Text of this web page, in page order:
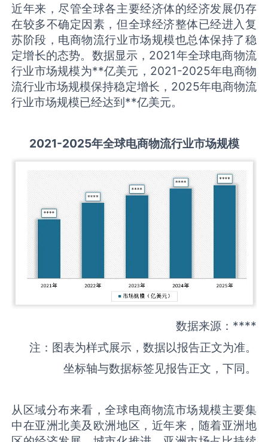
近年来，尽管全球各主要经济体的经济发展仍存
在较多不确定因素，但全球经济整体已经进入复
苏阶段，电商物流行业市场规模也总体保持了稳
定增长的态势。数据显示，2021年全球电商物流
行业市场规模为**亿美元，2021-2025年电商物
流行业市场规模保持稳定增长，2025年电商物流
行业市场规模已经达到**亿美元。
2021-2025年全球电商物流行业市场规模
数据来源：****
注：图表为样式展示，数据以报告正文为准。
坐标轴与数据标签见报告正文，下同。
从区域分布来看，全球电商物流市场规模主要集
中在亚洲北美及欧洲地区，近年来，随着亚洲地